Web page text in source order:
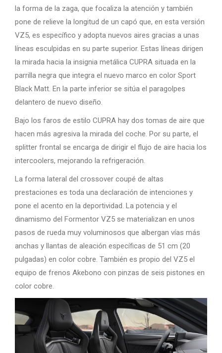
la forma de la zaga, que focaliza la atención y también
pone de relieve la longitud de un capó que, en esta versión
VZ5, es específico y adopta nuevos aires gracias a unas
líneas esculpidas en su parte superior. Estas líneas dirigen
la mirada hacia la insignia metálica CUPRA situada en la
parrilla negra que integra el nuevo marco en color Sport
Black Matt. En la parte inferior se sitúa el paragolpes
delantero de nuevo diseño.
Bajo los faros de estilo CUPRA hay dos tomas de aire que
hacen más agresiva la mirada del coche. Por su parte, el
splitter frontal se encarga de dirigir el flujo de aire hacia los
intercoolers, mejorando la refrigeración.
La forma lateral del crossover coupé de altas
prestaciones es toda una declaración de intenciones y
pone el acento en la deportividad. La potencia y el
dinamismo del Formentor VZ5 se materializan en unos
pasos de rueda muy voluminosos que albergan vías más
anchas y llantas de aleación específicas de 51 cm (20
pulgadas) en color cobre. También es propio del VZ5 el
equipo de frenos Akebono con pinzas de seis pistones en
color cobre.